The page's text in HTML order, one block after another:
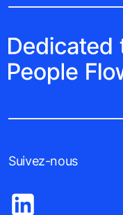
Suivez-nous